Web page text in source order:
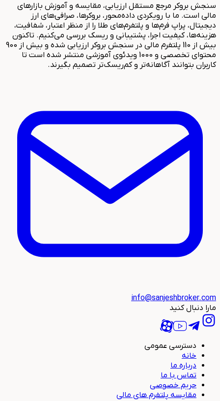
سنجش بروکر مرجع مستقل ارزیابی، مقایسه و آموزش بازارهای
مالی است. ما با رویکردی داده‌محور، بروکرها، صرافی‌های ارز
دیجیتال، پراپ فرم‌ها و پلتفرم‌های طلا را از منظر اعتبار، شفافیت،
هزینه‌ها، کیفیت اجرا، پشتیبانی و ریسک بررسی می‌کنیم. تاکنون
بیش از 110 پلتفرم مالی در سنجش بروکر ارزیابی شده و بیش از 900
محتوای تخصصی و 1000 ویدئوی آموزشی منتشر شده است تا
کاربران بتوانند آگاهانه‌تر و کم‌ریسک‌تر تصمیم بگیرند.
info@sanjeshbroker.com
مارا دنبال کنید
دسترسی عمومی
خانه
درباره ما
تماس با ما
حریم خصوصی
مقایسه پلتفرم های مالی